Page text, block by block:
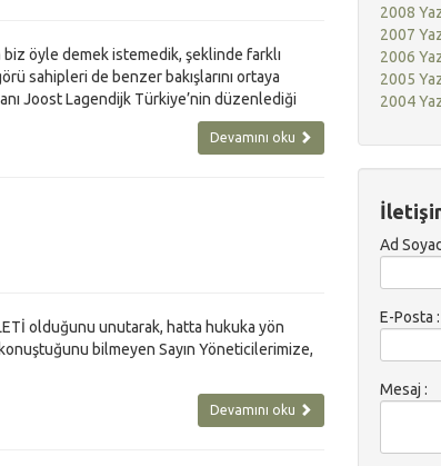
öyle demek istemedik, şeklinde farklı
sahipleri de benzer bakışlarını ortaya
Joost Lagendijk Türkiye’nin düzenlediği
Devamını oku
olduğunu unutarak, hatta hukuka yön
bilmeyen Sayın Yöneticilerimize,
Devamını oku
2008
2007
2006
2005
2004
Ad
E-Posta :
Mesaj :